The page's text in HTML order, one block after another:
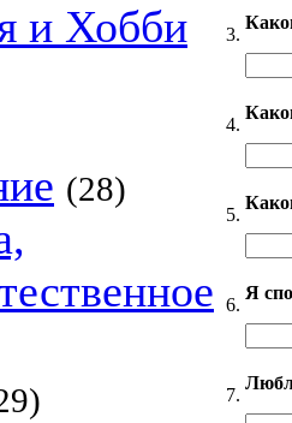
и Хобби
(28)
3.
4.
5.
6.
Я
7.